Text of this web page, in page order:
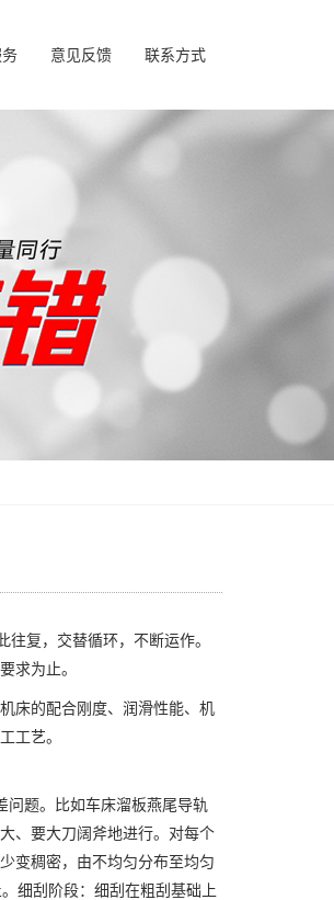
意见反馈 联系方式
复，交替循环，不断运作。
求为止。
床的配合刚度、润滑性能、机
工艺。
题。比如车床溜板燕尾导轨
、要大刀阔斧地进行。对每个
变稠密，由不均匀分布至均匀
细刮阶段：细刮在粗刮基础上